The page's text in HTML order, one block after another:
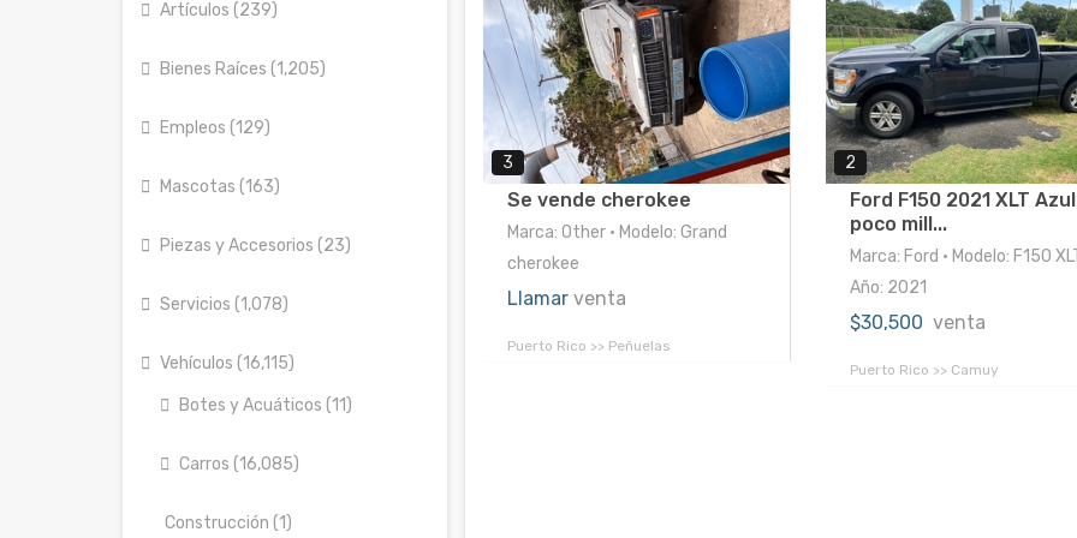
Artículos (239)
Bienes Raíces (1,205)
Empleos (129)
Mascotas (163)
Piezas y Accesorios (23)
Servicios (1,078)
Vehículos (16,115)
Botes y Acuáticos (11)
Carros (16,085)
Construcción (1)
3
Se vende cherokee
Marca: Other • Modelo: Grand
cherokee
Llamar venta
Puerto Rico >> Peñuelas
2
Ford F150 2021 XLT Azul
poco mill...
Marca: Ford • Modelo: F150
Año: 2021
$30,500 venta
Puerto Rico >> Camuy